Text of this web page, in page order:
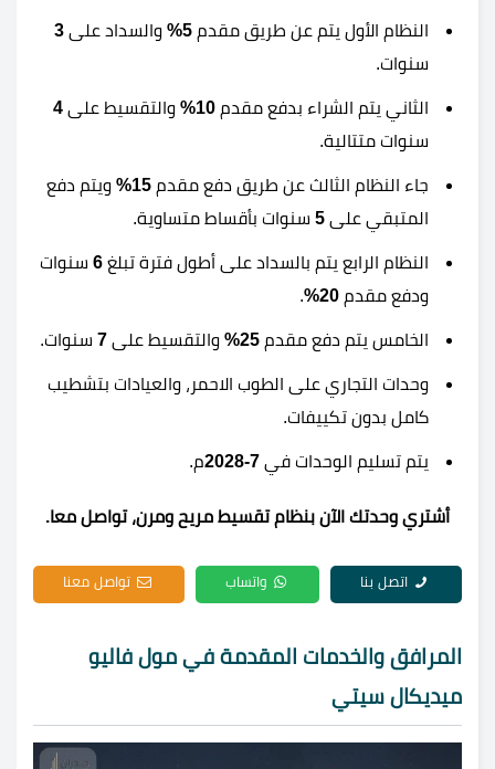
النظام الأول يتم عن طريق مقدم 5% والسداد على 3
سنوات.
الثاني يتم الشراء بدفع مقدم 10% والتقسيط على 4
سنوات متتالية.
جاء النظام الثالث عن طريق دفع مقدم 15%
ويتم دفع
المتبقي على 5 سنوات بأقساط متساوية.
النظام الرابع يتم بالسداد على أطول فترة تبلغ 6 سنوات
ودفع مقدم 20%
.
الخامس يتم دفع مقدم والتقسيط على 7 سنوات.
وحدات التجاري على الطوب الاحمر، والعيادات بتشطيب
كامل بدون تكييفات.
يتم تسليم الوحدات في 7-2028 م.
أشتري وحدتك الآن بنظام تقسيط مريح ومرن، تواصل معا.
اتصل بنا واتساب تواصل معنا
المرافق والخدمات المقدمة في مول فاليو
ميديكال سيتي